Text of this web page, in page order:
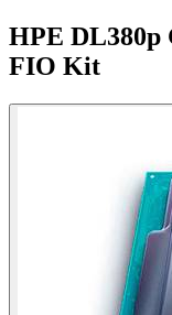
HPE DL380p
FIO Kit